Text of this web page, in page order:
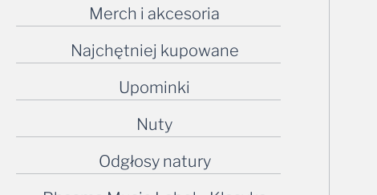
Merch i akcesoria
Najchętniej kupowane
Upominki
Nuty
Odgłosy natury